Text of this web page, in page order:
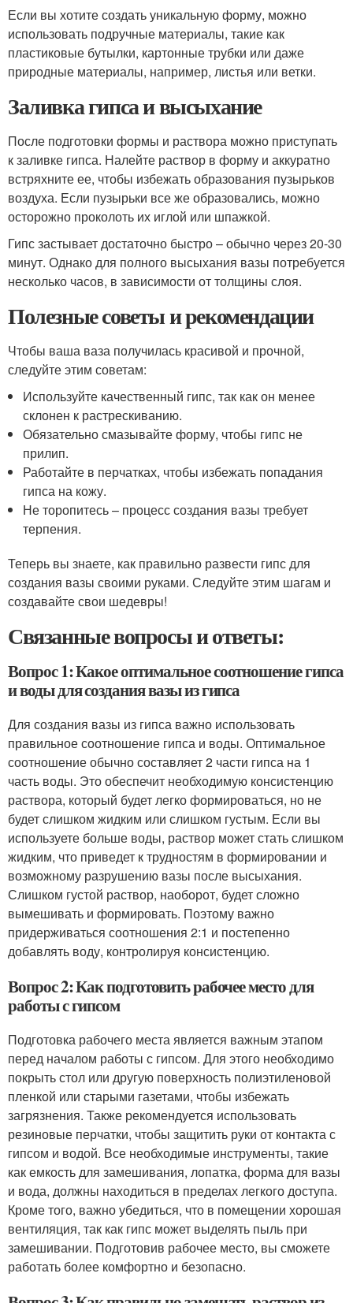
Если вы хотите создать уникальную форму, можно
использовать подручные материалы, такие как
пластиковые бутылки, картонные трубки или даже
природные материалы, например, листья или ветки.
Заливка гипса и высыхание
После подготовки формы и раствора можно приступать
к заливке гипса. Налейте раствор в форму и аккуратно
встряхните ее, чтобы избежать образования пузырьков
воздуха. Если пузырьки все же образовались, можно
осторожно проколоть их иглой или шпажкой.
Гипс застывает достаточно быстро – обычно через 20-30
минут. Однако для полного высыхания вазы потребуется
несколько часов, в зависимости от толщины слоя.
Полезные советы и рекомендации
Чтобы ваша ваза получилась красивой и прочной,
следуйте этим советам:
Используйте качественный гипс, так как он менее
склонен к растрескиванию.
Обязательно смазывайте форму, чтобы гипс не
прилип.
Работайте в перчатках, чтобы избежать попадания
гипса на кожу.
Не торопитесь – процесс создания вазы требует
терпения.
Теперь вы знаете, как правильно развести гипс для
создания вазы своими руками. Следуйте этим шагам и
создавайте свои шедевры!
Связанные вопросы и ответы:
Вопрос 1: Какое оптимальное соотношение гипса
и воды для создания вазы из гипса
Для создания вазы из гипса важно использовать
правильное соотношение гипса и воды. Оптимальное
соотношение обычно составляет 2 части гипса на 1
часть воды. Это обеспечит необходимую консистенцию
раствора, который будет легко формироваться, но не
будет слишком жидким или слишком густым. Если вы
используете больше воды, раствор может стать слишком
жидким, что приведет к трудностям в формировании и
возможному разрушению вазы после высыхания.
Слишком густой раствор, наоборот, будет сложно
вымешивать и формировать. Поэтому важно
придерживаться соотношения 2:1 и постепенно
добавлять воду, контролируя консистенцию.
Вопрос 2: Как подготовить рабочее место для
работы с гипсом
Подготовка рабочего места является важным этапом
перед началом работы с гипсом. Для этого необходимо
покрыть стол или другую поверхность полиэтиленовой
пленкой или старыми газетами, чтобы избежать
загрязнения. Также рекомендуется использовать
резиновые перчатки, чтобы защитить руки от контакта с
гипсом и водой. Все необходимые инструменты, такие
как емкость для замешивания, лопатка, форма для вазы
и вода, должны находиться в пределах легкого доступа.
Кроме того, важно убедиться, что в помещении хорошая
вентиляция, так как гипс может выделять пыль при
замешивании. Подготовив рабочее место, вы сможете
работать более комфортно и безопасно.